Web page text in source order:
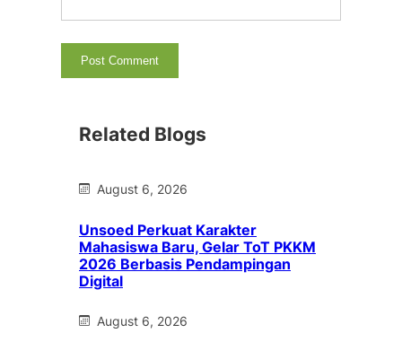
Related Blogs
August 6, 2026
Unsoed Perkuat Karakter
Mahasiswa Baru, Gelar ToT PKKM
2026 Berbasis Pendampingan
Digital
August 6, 2026